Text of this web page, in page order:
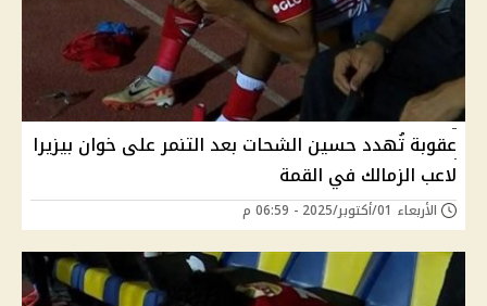
عقوبة تُهدد حسين الشحات بعد التنمر على خوان بيزيرا
لاعب الزمالك في القمة
الأربعاء 01/أكتوبر/2025 - 06:59 م